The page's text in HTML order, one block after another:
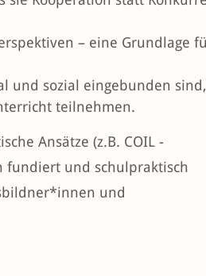
– eine Grundlage
und sozial eingebunden sind,
teilnehmen.
Ansätze (z.B. COIL -
fundiert und schulpraktisch
und